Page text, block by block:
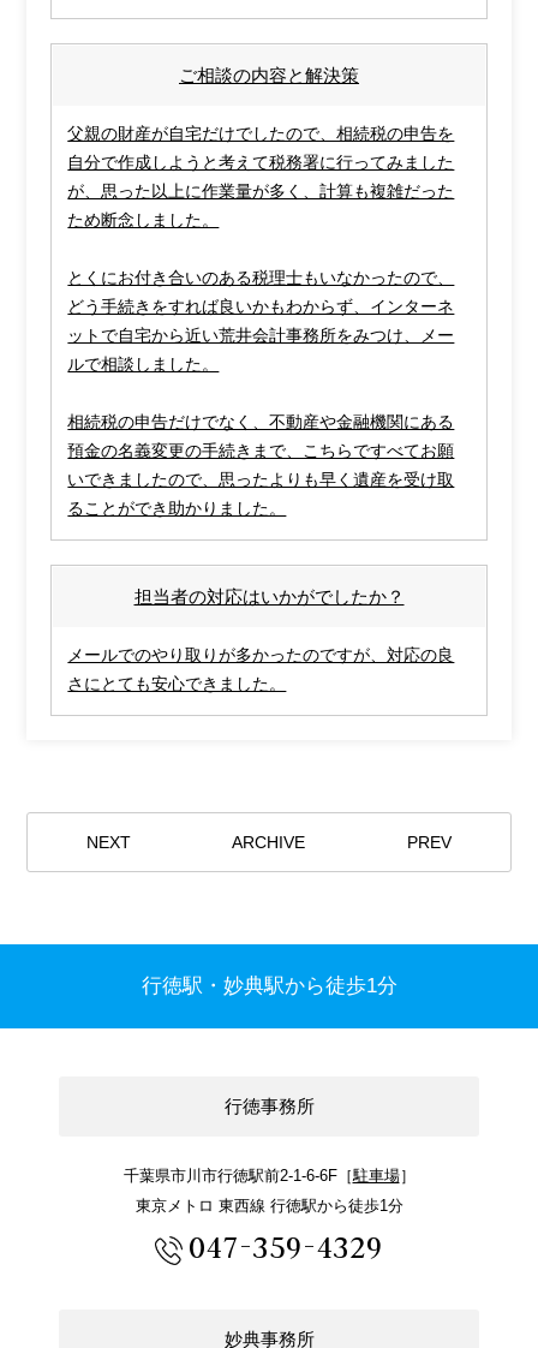
ご相談の内容と解決策
父親の財産が自宅だけでしたので、相続税の申告を
自分で作成しようと考えて税務署に行ってみました
が、思った以上に作業量が多く、計算も複雑だった
ため断念しました。
とくにお付き合いのある税理士もいなかったので、
どう手続きをすれば良いかもわからず、インターネ
ットで自宅から近い荒井会計事務所をみつけ、メー
ルで相談しました。
相続税の申告だけでなく、不動産や金融機関にある
預金の名義変更の手続きまで、こちらですべてお願
いできましたので、思ったよりも早く遺産を受け取
ることができ助かりました。
担当者の対応はいかがでしたか？
メールでのやり取りが多かったのですが、対応の良
さにとても安心できました。
NEXT ARCHIVE PREV
行徳駅・妙典駅から徒歩1分
行徳事務所
千葉県市川市行徳駅前2-1-6-6F［駐車場］
東京メトロ 東西線 行徳駅から徒歩1分
047-359-4329
妙典事務所